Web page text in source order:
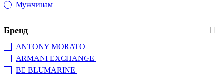
Мужчинам
Бренд
ANTONY MORATO
ARMANI EXCHANGE
BE BLUMARINE